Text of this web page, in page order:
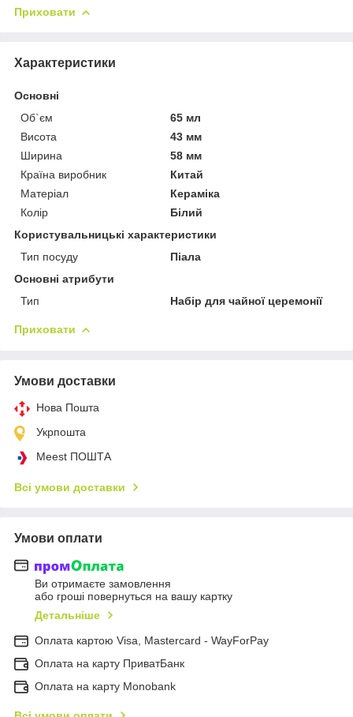
Приховати
Характеристики
Основні
Об`єм
65 мл
Висота
43 мм
Ширина
58 мм
Країна виробник
Китай
Матеріал
Кераміка
Колір
Білий
Користувальницькі характеристики
Тип посуду
Піала
Основні атрибути
Тип
Набір для чайної церемонії
Приховати
Умови доставки
Нова Пошта
Укрпошта
Meest ПОШТА
Всі умови доставки
Умови оплати
Ви отримаєте замовлення
або гроші повернуться на вашу картку
Детальніше
Оплата картою Visa, Mastercard - WayForPay
Оплата на карту ПриватБанк
Оплата на карту Monobank